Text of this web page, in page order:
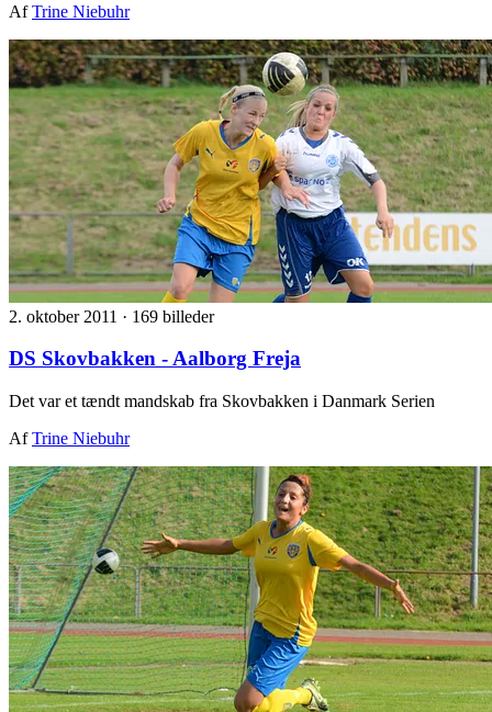
AfTrine Niebuhr
2. oktober 2011 · 169 billeder
DS Skovbakken - Aalborg Freja
Det var et tændt mandskab fra Skovbakken i Danmark Serien
AfTrine Niebuhr